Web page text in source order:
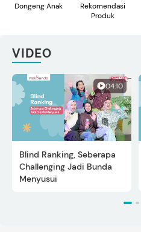
Dongeng Anak
Rekomendasi
Produk
VIDEO
04:10
Blind Ranking, Seberapa
Challenging Jadi Bunda
Menyusui